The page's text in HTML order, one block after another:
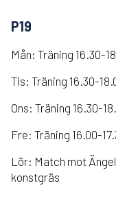
P19
Mån: Träning 16.30-
Tis: Träning 16.30-
Ons: Träning 16.30-
Fre: Träning 16.00-
Lör: Match mot
konstgräs